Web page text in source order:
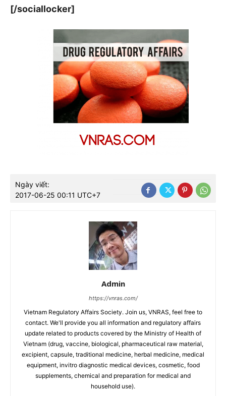
[/sociallocker]
Ngày viết:
2017-06-25 00:11 UTC+7
Admin
https://vnras.com/
Vietnam Regulatory Affairs Society. Join us, VNRAS, feel free to
contact. We'll provide you all information and regulatory affairs
update related to products covered by the Ministry of Health of
Vietnam (drug, vaccine, biological, pharmaceutical raw material,
excipient, capsule, traditional medicine, herbal medicine, medical
equipment, invitro diagnostic medical devices, cosmetic, food
supplements, chemical and preparation for medical and
household use).